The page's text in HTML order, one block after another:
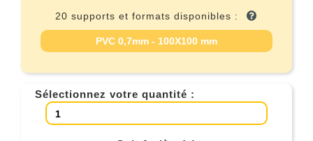
20 supports et formats disponibles :
PVC 0,7mm - 100X100 mm
Sélectionnez votre quantité :